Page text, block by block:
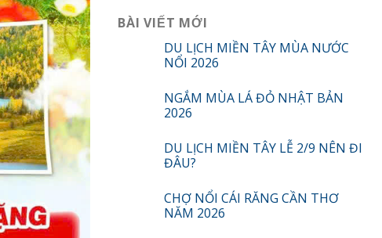
BÀI VIẾT MỚI
DU LỊCH MIỀN TÂY MÙA NƯỚC
NỔI 2026
NGẮM MÙA LÁ ĐỎ NHẬT BẢN
2026
DU LỊCH MIỀN TÂY LỄ 2/9 NÊN ĐI
ĐÂU?
CHỢ NỔI CÁI RĂNG CẦN THƠ
NĂM 2026